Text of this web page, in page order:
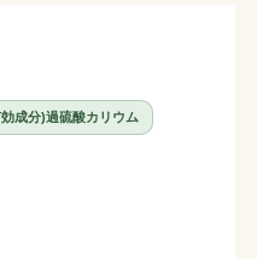
成分)過硫酸カリウム